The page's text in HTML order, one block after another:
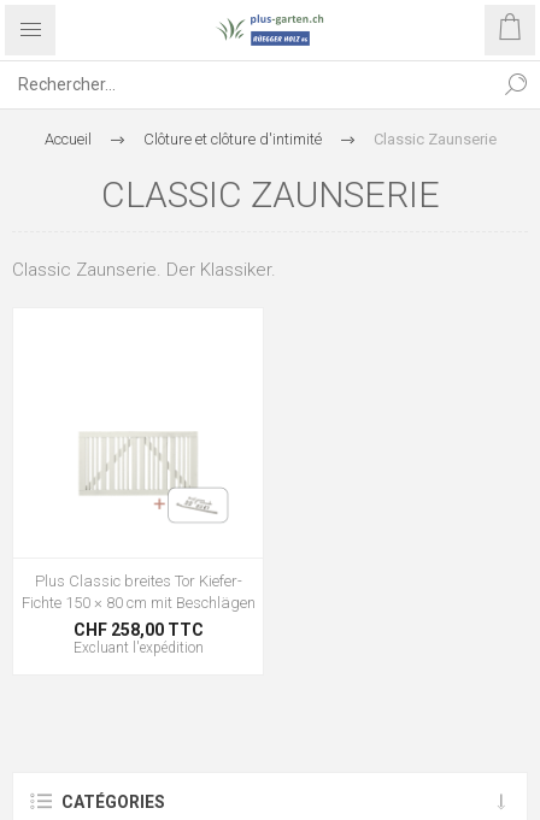
Accueil Clôture et clôture d'intimité Classic Zaunserie
CLASSIC ZAUNSERIE
Classic Zaunserie. Der Klassiker.
Plus Classic breites Tor Kiefer-
Fichte 150 × 80 cm mit Beschlägen
CHF 258,00 TTC
Excluant l'expédition
CATÉGORIES